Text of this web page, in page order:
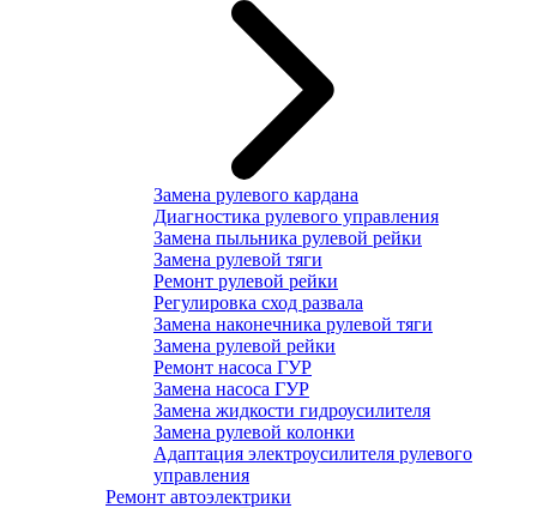
Замена рулевого кардана
Диагностика рулевого управления
Замена пыльника рулевой рейки
Замена рулевой тяги
Ремонт рулевой рейки
Регулировка сход развала
Замена наконечника рулевой тяги
Замена рулевой рейки
Ремонт насоса ГУР
Замена насоса ГУР
Замена жидкости гидроусилителя
Замена рулевой колонки
Адаптация электроусилителя рулевого
управления
Ремонт автоэлектрики